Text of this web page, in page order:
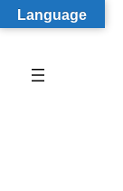
Language